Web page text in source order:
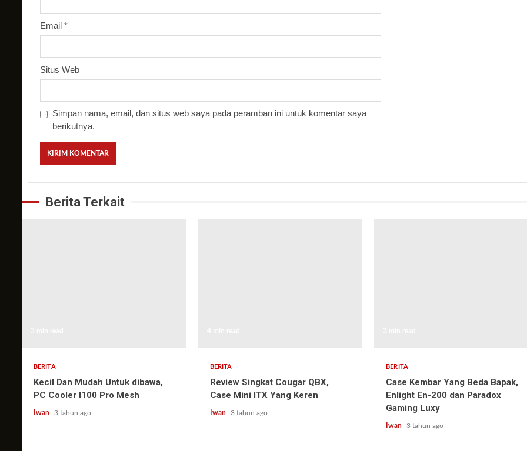
Email *
Situs Web
Simpan nama, email, dan situs web saya pada peramban ini untuk komentar saya
berikutnya.
Berita Terkait
BERITA
Kecil Dan Mudah Untuk dibawa,
PC Cooler I100 Pro Mesh
Iwan 3 tahun ago
BERITA
Review Singkat Cougar QBX,
Case Mini ITX Yang Keren
Iwan 3 tahun ago
BERITA
Case Kembar Yang Beda Bapak,
Enlight En-200 dan Paradox
Gaming Luxy
Iwan 3 tahun ago